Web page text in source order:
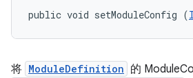
public void setModuleConfig (
将 ModuleDefinition 的